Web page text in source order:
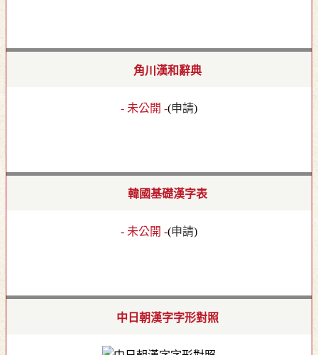
角川漢和辭典
- 未公開 -(申請)
韓國基礎漢字表
- 未公開 -(申請)
中日朝漢字字形對照